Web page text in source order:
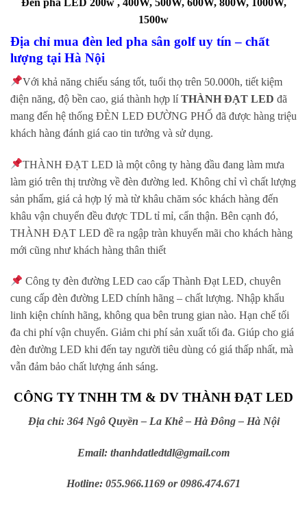
Skip
to
content
Đèn pha LED 200w , 400W, 500W, 600W, 800W, 1000W,
1500w
Địa chỉ mua đèn led pha sân golf uy tín – chất
lượng tại Hà Nội
Với khả năng chiếu sáng tốt, tuổi thọ trên 50.000h, tiết kiệm
điện năng, độ bền cao, giá thành hợp líTHÀNH ĐẠT LED đã
mang đến hệ thống ĐÈN LED ĐƯỜNG PHỐ đã được hàng triệu
khách hàng đánh giá cao tin tưởng và sử dụng.
THÀNH ĐẠT LED là một công ty hàng đầu đang làm mưa
làm gió trên thị trường về đèn đường led. Không chỉ vì chất lượng
sản phẩm, giá cả hợp lý mà từ khâu chăm sóc khách hàng đến
khâu vận chuyển đều được TDL tỉ mỉ, cẩn thận. Bên cạnh đó,
THÀNH ĐẠT LED đề ra ngập tràn khuyến mãi cho khách hàng
mới cũng như khách hàng thân thiết
Công ty đèn đường LED cao cấp Thành Đạt LED, chuyên
cung cấp đèn đường LED chính hãng – chất lượng. Nhập khẩu
linh kiện chính hãng, không qua bên trung gian nào. Hạn chế tối
đa chi phí vận chuyển. Giảm chi phí sản xuất tối đa. Giúp cho giá
đèn đường LED khi đến tay người tiêu dùng có giá thấp nhất, mà
vẫn đảm bảo chất lượng ánh sáng.
CÔNG TY TNHH TM & DV THÀNH ĐẠT LED
Địa chỉ: 364 Ngô Quyền – La Khê – Hà Đông – Hà Nội
Email: thanhdatledtdl@gmail.com
Hotline: 055.966.1169 or 0986.474.671